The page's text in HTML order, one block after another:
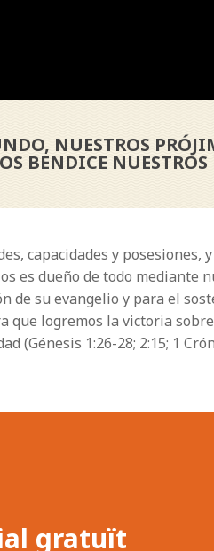
NUESTROS
BENDICE NUESTROS
capacidades y posesiones,
es dueño de todo
su evangelio y para el
logremos la victoria
1:26-28; 2:15; 1
gratuït